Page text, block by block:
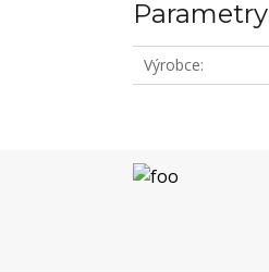
Parametry
Výrobce